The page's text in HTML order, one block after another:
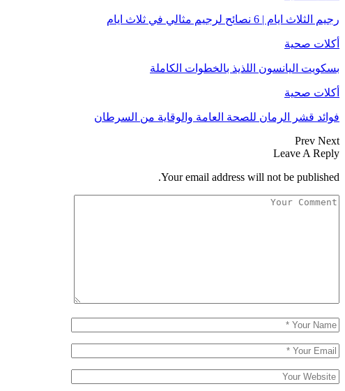
رجيم الثلاث ايام | 6 نصائح لرجيم مثالي في ثلاث ايام
أكلات صحية
بسكويت اليانسون اللذيذ بالخطوات الكاملة
أكلات صحية
فوائد قشر الرمان للصحة العامة والوقاية من السرطان
Prev Next
Leave A Reply
Your email address will not be published.